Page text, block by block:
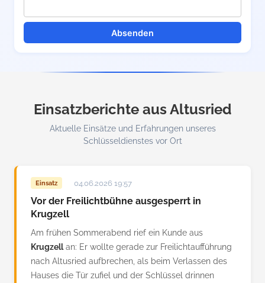
Absenden
Einsatzberichte aus Altusried
Aktuelle Einsätze und Erfahrungen unseres
Schlüsseldienstes vor Ort
Einsatz 04.06.2026 19:57
Vor der Freilichtbühne ausgesperrt in
Krugzell
Am frühen Sommerabend rief ein Kunde aus
Krugzellan: Er wollte gerade zur Freilichtaufführung
nach Altusried aufbrechen, als beim Verlassen des
Hauses die Tür zufiel und der Schlüssel drinnen